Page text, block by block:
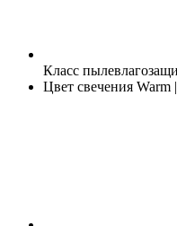
Класс
Цвет свечения Warm